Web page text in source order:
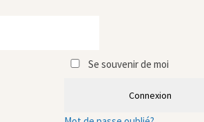
Se souvenir de moi
Connexion